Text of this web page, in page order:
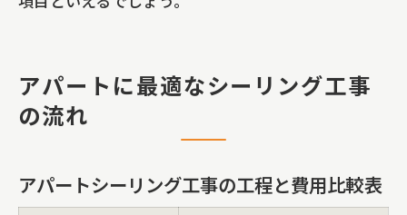
アパートに最適なシーリング工事
の流れ
アパートシーリング工事の工程と費用比較表